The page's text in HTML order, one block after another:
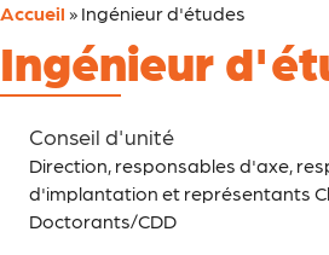
Accueil » Ingénieur d'études
Ingénieur
Conseil d'unité
Direction, responsables d'axe,
d'implantation et représentants
Doctorants/CDD